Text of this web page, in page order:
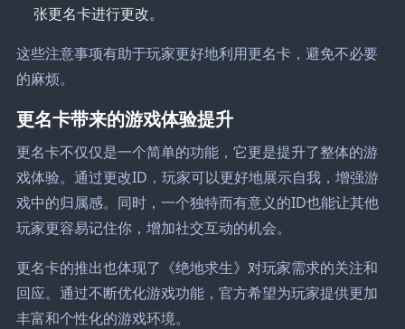
张更名卡进行更改。
这些注意事项有助于玩家更好地利用更名卡，避免不必要
的麻烦。
更名卡带来的游戏体验提升
更名卡不仅仅是一个简单的功能，它更是提升了整体的游
戏体验。通过更改ID，玩家可以更好地展示自我，增强游
戏中的归属感。同时，一个独特而有意义的ID也能让其他
玩家更容易记住你，增加社交互动的机会。
更名卡的推出也体现了《绝地求生》对玩家需求的关注和
回应。通过不断优化游戏功能，官方希望为玩家提供更加
丰富和个性化的游戏环境。